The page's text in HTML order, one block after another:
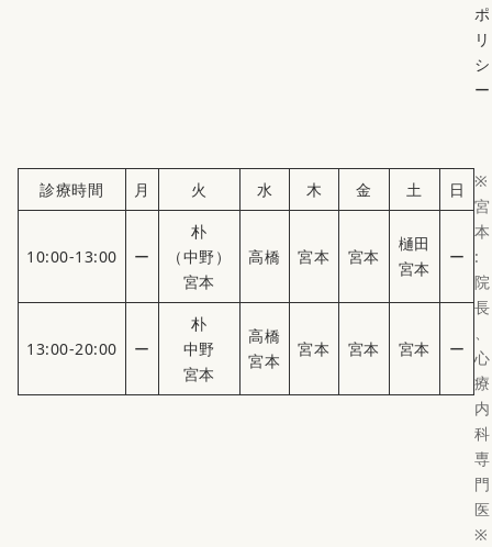
ポ
リ
シ
ー
診療時間 月 火 水 木 金 土 日
10:00-13:00 ー
朴
（中野）
宮本
高橋 宮本 宮本
樋田
宮本
ー
13:00-20:00 ー
朴
中野
宮本
高橋
宮本
宮本 宮本 宮本 ー
※
宮
本
:
院
長
心
療
内
科
専
門
医
※